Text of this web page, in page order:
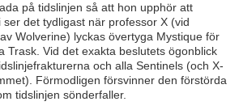
på tidslinjen så att hon upphör att
ser det tydligast när professor X (vid
Wolverine) lyckas övertyga Mystique för
Trask. Vid det exakta beslutets ögonblick
och alla Sentinels (och X-
Förmodligen försvinner den förstörda
tidslinjen sönderfaller.